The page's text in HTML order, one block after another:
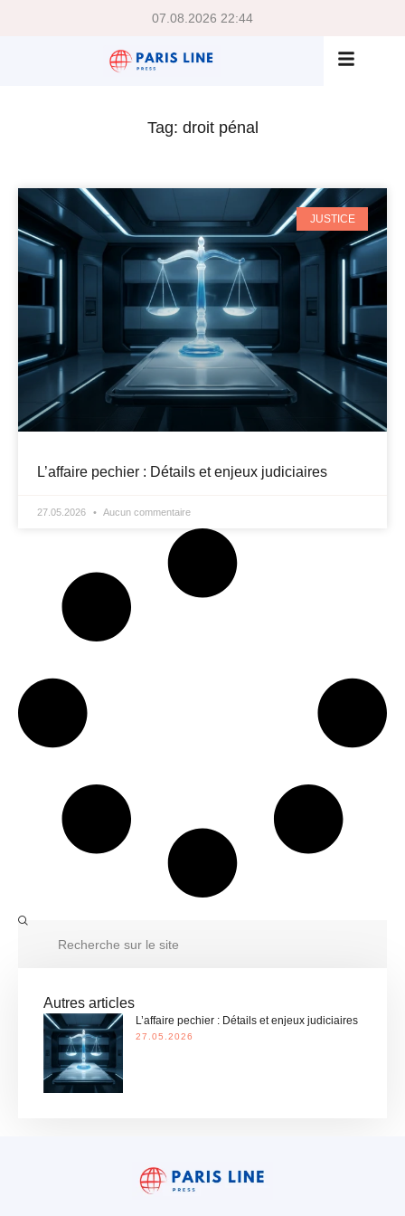
07.08.2026 22:44
Tag: droit pénal
JUSTICE
L’affaire pechier : Détails et enjeux judiciaires
27.05.2026 Aucun commentaire
Autres articles
L’affaire pechier : Détails et enjeux judiciaires
27.05.2026